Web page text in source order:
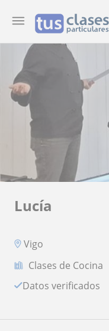
Lucía
Vigo
Clases de Cocina
Datos verificados